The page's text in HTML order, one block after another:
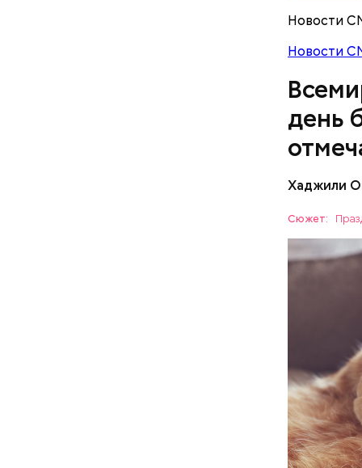
Новости
Новости
день
Хаджили
Сюжет:
фонд
любовь и
В
своими
проводят